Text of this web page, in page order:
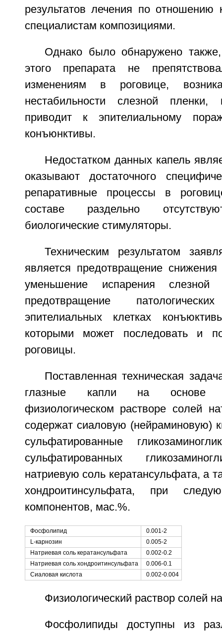
результатов лечения по отношению
специалистам композициями.
Однако было обнаружено
этого препарата не
изменениям в роговице,
нестабильности слезной пленки,
приводит к эпителиальному
конъюнктивы.
Недостатком данных капель
оказывают достаточного
репаративные процессы в
составе раздельно
биологические стимуляторы.
Техническим результатом
является предотвращение снижения
уменьшение испарения
предотвращение
эпителиальных клетках
которыми может последовать и
роговицы.
Поставленная техническая
глазные капли на основе
физиологическом растворе солей
содержат сиаловую (нейраминовую)
сульфатированные
сульфатированных
натриевую соль кератансульфата, а
хондроитинсульфата, при
компонентов, мас.%.
Фосфолипид
0.001-2
L-карнозин
0.005-2
Натриевая соль кератансульфата
0.002-0.2
Натриевая соль хондроитинсульфата
0.006-0.1
Сиаловая кислота
0.002-0.004
Физиологический раствор солей
Фосфолипиды доступны из